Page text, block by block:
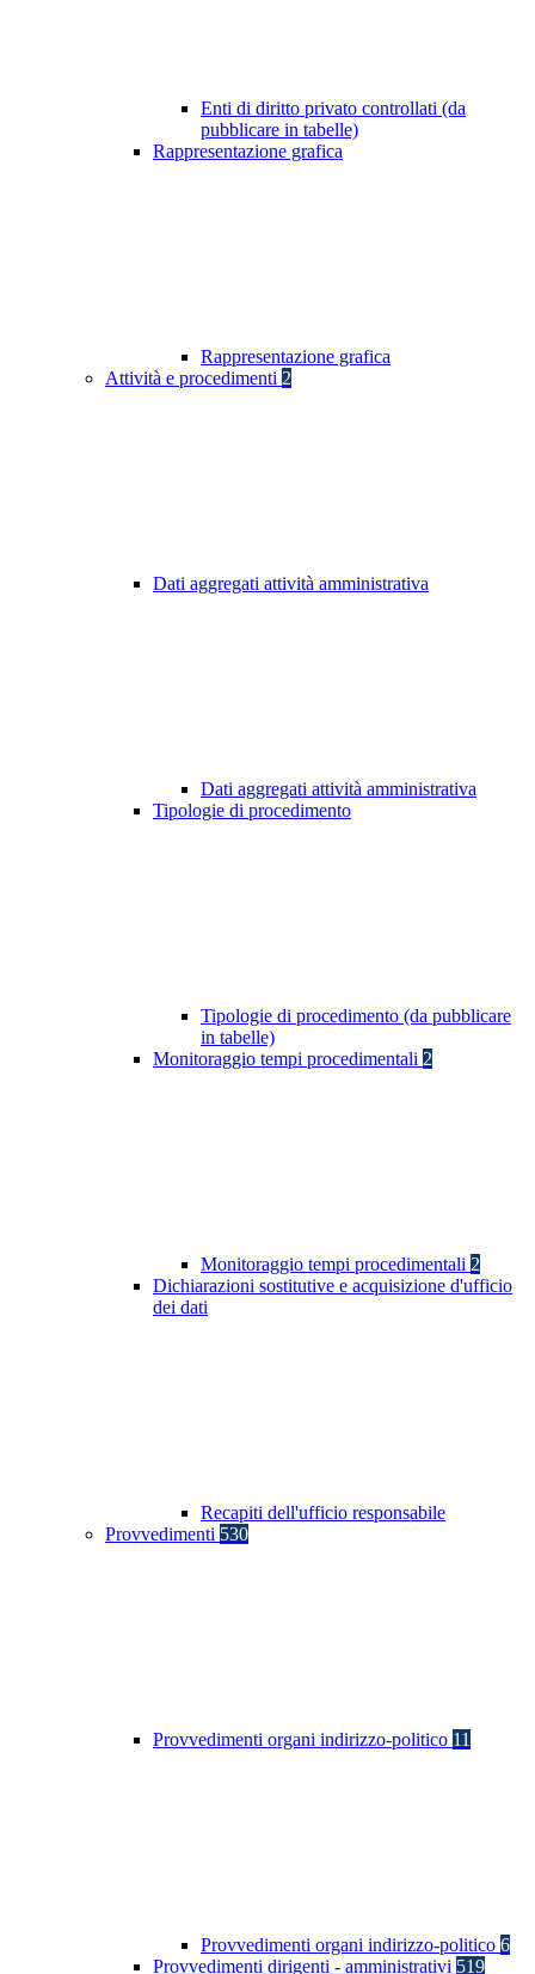
Enti di diritto privato controllati (da
pubblicare in tabelle)
Rappresentazione grafica
Rappresentazione grafica
Attività e procedimenti 2
Dati aggregati attività amministrativa
Dati aggregati attività amministrativa
Tipologie di procedimento
Tipologie di procedimento (da pubblicare
in tabelle)
Monitoraggio tempi procedimentali 2
Monitoraggio tempi procedimentali 2
Dichiarazioni sostitutive e acquisizione d'ufficio
dei dati
Recapiti dell'ufficio responsabile
Provvedimenti 530
Provvedimenti organi indirizzo-politico 11
Provvedimenti organi indirizzo-politico 6
Provvedimenti dirigenti - amministrativi 519